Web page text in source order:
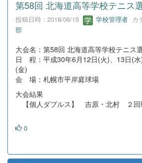
第58回 北海道高等学校テニス
投稿日時 : 2018/06/15 学校管理者 カ
部
大会名：第58回 北海道高等学校テニス
日 程：平成30年6月12日(火)、13日(
(金)
会 場：札幌市平岸庭球場
大会結果
【個人ダブルス】 吉原・北村 ２回
0